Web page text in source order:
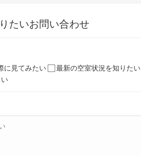
たいお問い合わせ
に見てみたい
最新の空室状況を知りたい